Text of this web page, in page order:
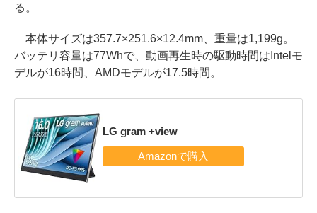
る。
本体サイズは357.7×251.6×12.4mm、重量は1,199g。
バッテリ容量は77Whで、動画再生時の駆動時間はIntelモ
デルが16時間、AMDモデルが17.5時間。
LG gram +view